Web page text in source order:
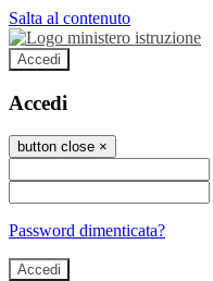
Salta al contenuto
Accedi
Accedi
button close ×
Password dimenticata?